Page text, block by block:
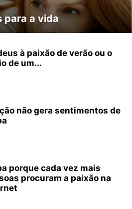
para a vida
à paixão de verão ou o
de um...
não gera sentimentos de
porque cada vez mais
procuram a paixão na